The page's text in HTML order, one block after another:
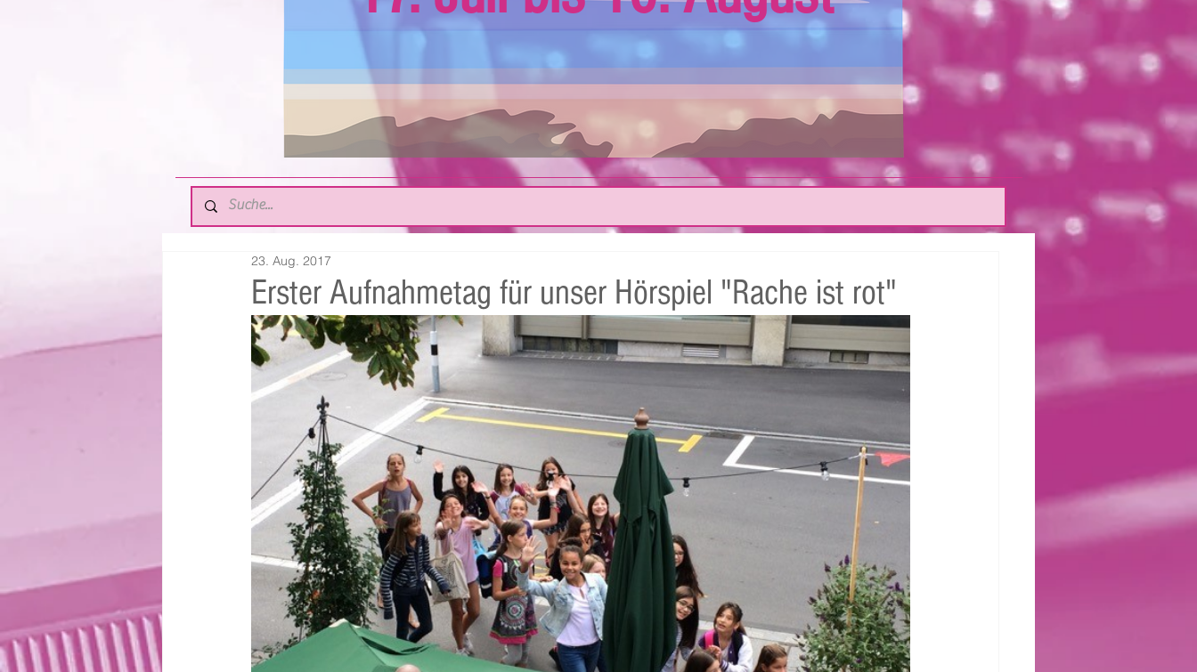
Erster Aufnahmetag für unser Hörspiel "Rache ist rot"
23. Aug. 2017